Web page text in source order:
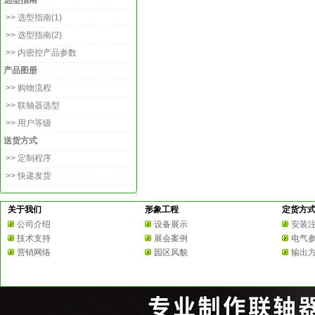
>> 选型指南(1)
>> 选型指南(2)
>> 内密控产品参数
产品图册
>> 购物流程
>> 联轴器选型
>> 用户等级
送货方式
>> 定制程序
>> 快递发货
关于我们
公司介绍
技术支持
营销网络
形象工程
设备展示
展会案例
园区风貌
定货方式
安装
电气
输出